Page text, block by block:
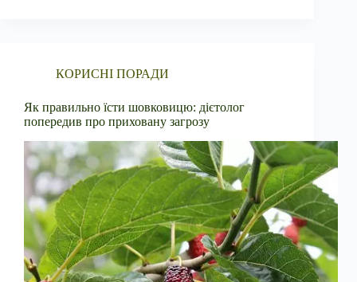
КОРИСНІ ПОРАДИ
Як правильно їсти шовковицю: дієтолог
попередив про приховану загрозу